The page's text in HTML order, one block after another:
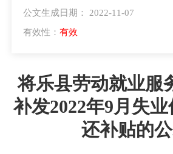
公文生成日期： 2022-11-07
有效性： 有效
将乐县劳动就业服
补发2022年9月失
还补贴的